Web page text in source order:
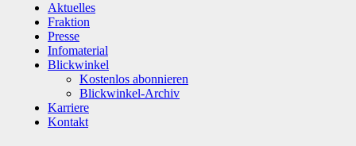
Aktuelles
Fraktion
Presse
Infomaterial
Blickwinkel
Kostenlos abonnieren
Blickwinkel-Archiv
Karriere
Kontakt